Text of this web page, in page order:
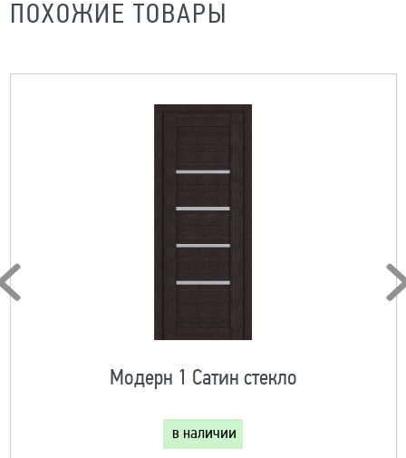
ПОХОЖИЕ ТОВАРЫ
Модерн 1 Сатин стекло
в наличии